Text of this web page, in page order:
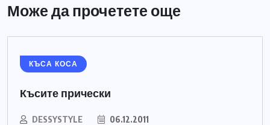
Може да прочетете още
КЪСА КОСА
Късите прически
DESSYSTYLE 06.12.2011